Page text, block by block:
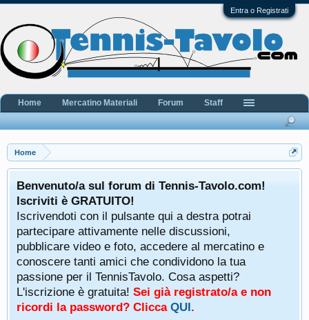
Entra o Registrati
Home
Benvenuto/a sul forum di Tennis-Tavolo.com!
Iscriviti è GRATUITO!
Iscrivendoti con il pulsante qui a destra potrai
partecipare attivamente nelle discussioni,
pubblicare video e foto, accedere al mercatino e
conoscere tanti amici che condividono la tua
passione per il TennisTavolo. Cosa aspetti?
L'iscrizione è gratuita! Sei già registrato/a e non
ricordi la password? Clicca QUI.
Home Mercatino Materiali Forum Staff